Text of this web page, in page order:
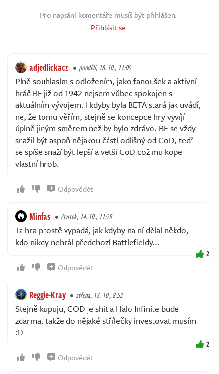
Pro napsání komentáře musíš být přihlášen.
Přihlásit se
adjedlickacz pondělí, 18. 10., 11:09
Plně souhlasím s odložením, jako fanoušek a aktivní
hráč BF již od 1942 nejsem vůbec spokojen s
aktuálním vývojem. I kdyby byla BETA stará jak uvádí,
ne, že tomu věřím, stejně se koncepce hry vyvíjí
úplně jiným směrem než by bylo zdrávo. BF se vždy
snažil být aspoň nějakou částí odlišný od CoD, teď
se spíše snaží být lepší a vetší CoD což mu kope
vlastní hrob.
Odpovědět
Minfas čtvrtek, 14. 10., 11:25
Ta hra prostě vypadá, jak kdyby na ní dělal někdo,
kdo nikdy nehrál předchozí Battlefieldy...
2
Odpovědět
Reggie-Kray středa, 13. 10., 8:52
Stejně kupuju, COD je shit a Halo Infinite bude
zdarma, takže do nějaké střílečky investovat musím.
:D
2
Odpovědět